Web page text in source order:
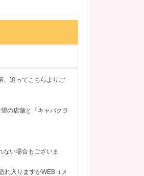
、追ってこちらよりご
の店舗と『キャバクラ
ない場合もございま
れ入りますがWEB（メ